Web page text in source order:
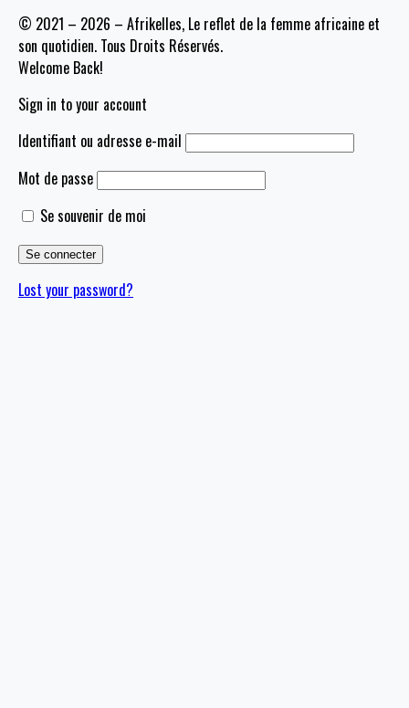
© 2021 – 2026 – Afrikelles, Le reflet de la femme africaine et
son quotidien. Tous Droits Réservés.
Welcome Back!
Sign in to your account
Identifiant ou adresse e-mail
Mot de passe
Se souvenir de moi
Lost your password?